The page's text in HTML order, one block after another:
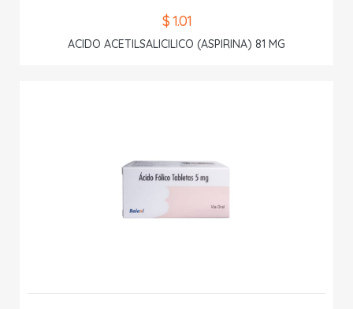
$ 1.01
ACIDO ACETILSALICILICO (ASPIRINA) 81 MG